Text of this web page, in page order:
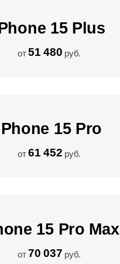
15 Plus
от51 480 руб.
15 Pro
от61 452 руб.
15 Pro Max
от70 037 руб.